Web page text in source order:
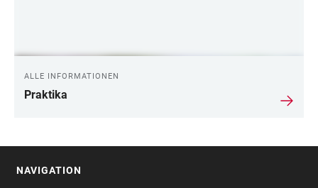
ALLE INFORMATIONEN
Praktika
NAVIGATION